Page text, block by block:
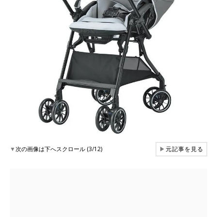
▼次の画像は下へスクロール (3/12) ▶元記事を見る